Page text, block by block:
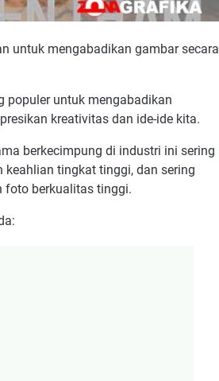
untuk mengabadikan gambar secara
populer untuk mengabadikan
kreativitas dan ide-ide kita.
berkecimpung di industri ini sering
tingkat tinggi, dan sering
foto berkualitas tinggi.